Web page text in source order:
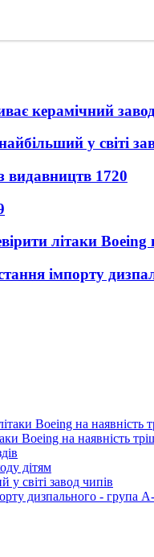
керамічний
у світі
видавництв 1720
літаки Boeing
імпорту
Boeing на наявність
дітям
у світі завод чипів
дизпального - група